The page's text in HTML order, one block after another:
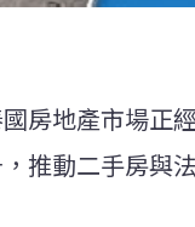
國房地產市場
推動二手房與